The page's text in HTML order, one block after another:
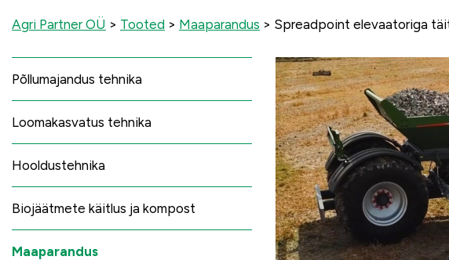
Agri Partner OÜ > Tooted > Maaparandus > Spreadpoint elevaatoriga
Põllumajandus tehnika
Loomakasvatus tehnika
Hooldustehnika
Biojäätmete käitlus ja kompost
Maaparandus